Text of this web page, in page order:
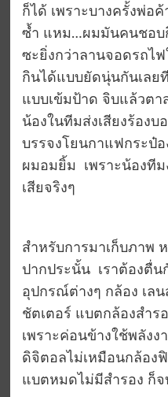
ก็ได้ เพราะบางครั้งพ่อ
ซ้ำ แหม…ผมมันคนชอบ
ซะยิ่งกว่าลานจอดรถไ
กินได้แบบยัดนุ่นกันเลย
แบบเข้มป้าด จิบแล้วตาส
น้องในทีมส่งเสียงร้อง
บรรจงโยนกาแฟกระป๋อ
ผมอมยิ้ม เพราะน้องที
เสียจริงๆ
สำหรับการมาเก็บภาพ
ปากประนั้น เราต้องตื่น
อุปกรณ์ต่างๆ กล้อง เล
ชัตเตอร์ แบตกล้องสำร
เพราะค่อนข้างใช้พลัง
ดิจิตอลไม่เหมือนกล้อง
แบตหมดไม่มีสำรอง ก็จ